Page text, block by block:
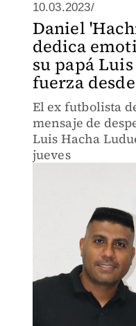
10.03.2023/
Daniel
dedica
su papá
fuerza
El ex futbolista
mensaje de
Luis Hacha
jueves